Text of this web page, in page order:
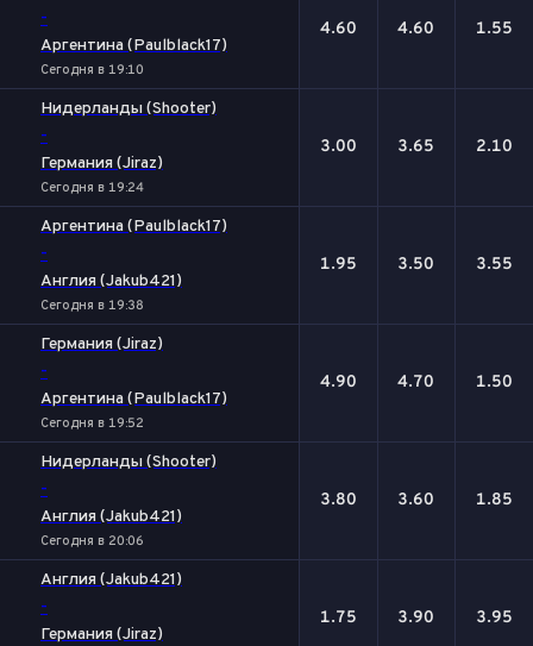
-
Аргентина (Paulblack17)
Сегодня в 19:10
4.60 4.60 1.55
Нидерланды (Shooter)
-
Германия (Jiraz)
Сегодня в 19:24
3.00 3.65 2.10
Аргентина (Paulblack17)
-
Англия (Jakub421)
Сегодня в 19:38
1.95 3.50 3.55
Германия (Jiraz)
-
Аргентина (Paulblack17)
Сегодня в 19:52
4.90 4.70 1.50
Нидерланды (Shooter)
-
Англия (Jakub421)
Сегодня в 20:06
3.80 3.60 1.85
Англия (Jakub421)
-
Германия (Jiraz)
1.75 3.90 3.95